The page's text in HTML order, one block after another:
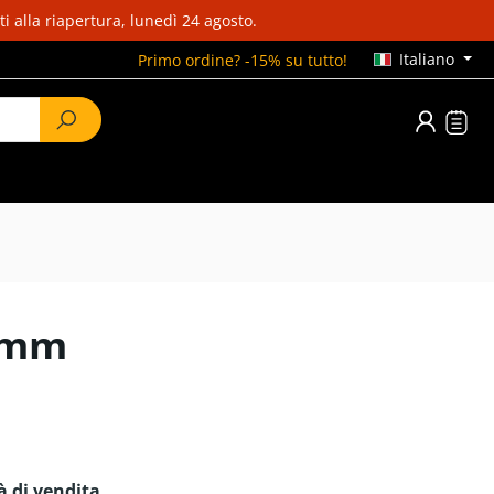
alla riapertura, lunedì 24 agosto.
Primo ordine? -15% su tutto!
Italiano